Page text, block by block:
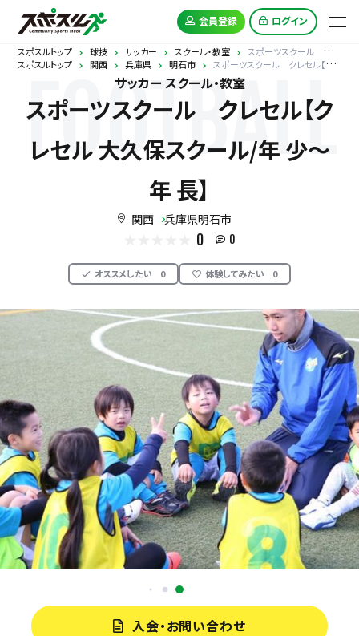
会員登録 ログイン
スポスルトップ 球技 サッカー スクール・教室
スポーツスクール クレセル【クレセル 大久保スクール/年 少～年 長】
スポスルトップ
関西 兵庫県 明石市 スポーツスクール クレセル【クレセル 大久保スクール/年 少～年 長】
FOOTBALL
サッカー スクール・教室
スポーツスクール クレセル【ク
レセル 大久保スクール/年 少～
年 長】
関西 兵庫県明石市
0 0
オススメしたい 0 体験してみたい 0
入会・お問い合わせ